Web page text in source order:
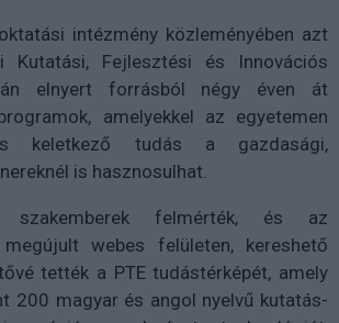
intézmény közleményében azt
Kutatási, Fejlesztési és Innovációs
elnyert forrásból négy éven át
amelyekkel az egyetemen
keletkező tudás a gazdasági,
is hasznosulhat.
szakemberek felmérték, és az
megújult webes felületen, kereshető
tették a PTE tudástérképét, amely
200 magyar és angol nyelvű kutatás-